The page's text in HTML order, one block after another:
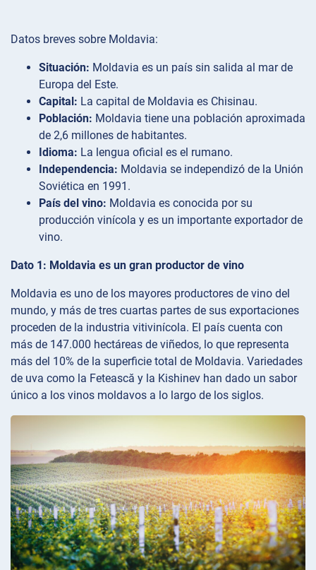
Datos breves sobre Moldavia:
Situación: Moldavia es un país sin salida al mar de
Europa del Este.
Capital: La capital de Moldavia es Chisinau.
Población: Moldavia tiene una población aproximada
de 2,6 millones de habitantes.
Idioma: La lengua oficial es el rumano.
Independencia: Moldavia se independizó de la Unión
Soviética en 1991.
País del vino: Moldavia es conocida por su
producción vinícola y es un importante exportador de
vino.
Dato 1: Moldavia es un gran productor de vino
Moldavia es uno de los mayores productores de vino del
mundo, y más de tres cuartas partes de sus exportaciones
proceden de la industria vitivinícola. El país cuenta con
más de 147.000 hectáreas de viñedos, lo que representa
más del 10% de la superficie total de Moldavia. Variedades
de uva como la Fetească y la Kishinev han dado un sabor
único a los vinos moldavos a lo largo de los siglos.